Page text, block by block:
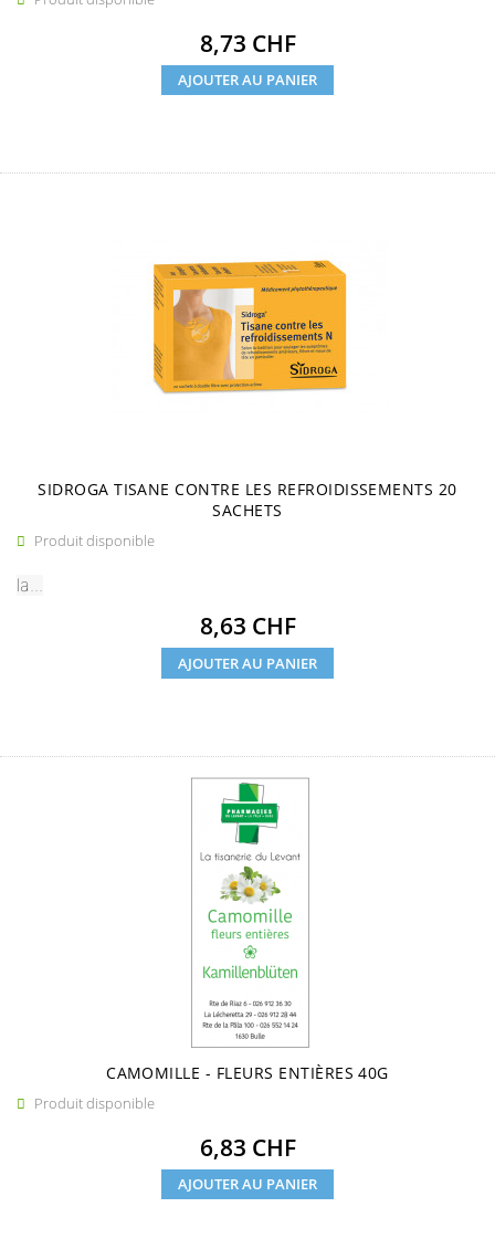
Prix
8,73 CHF
AJOUTER AU PANIER
SIDROGA TISANE CONTRE LES REFROIDISSEMENTS 20
SACHETS
 Produit disponible
la...
Prix
8,63 CHF
AJOUTER AU PANIER
CAMOMILLE - FLEURS ENTIÈRES 40G
 Produit disponible
Prix
6,83 CHF
AJOUTER AU PANIER